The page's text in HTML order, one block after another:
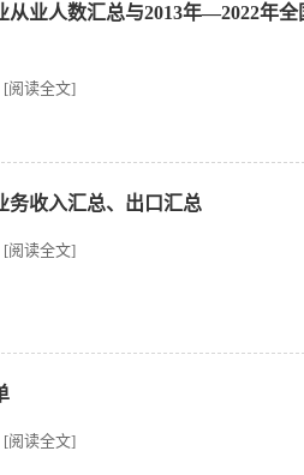
从业人数汇总与2013年—2022年
[阅读全文]
务收入汇总、出口汇总
[阅读全文]
[阅读全文]